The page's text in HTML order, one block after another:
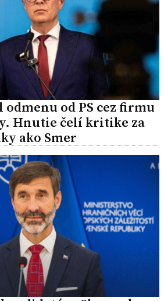
od PS cez firmu
Hnutie čelí kritike za
ako Smer